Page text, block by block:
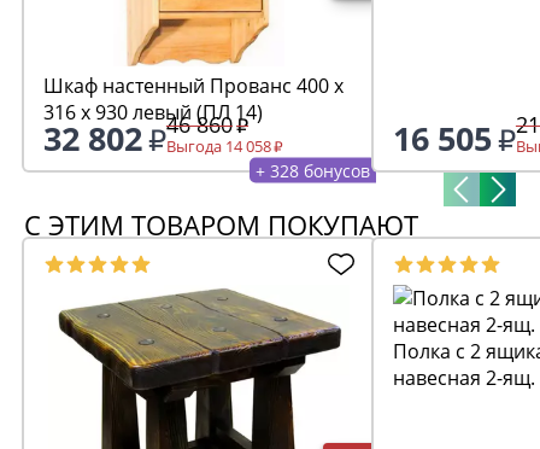
Шкаф настенный Прованс 400 х
316 х 930 левый (ПЛ 14)
32 802 46 860
Выгода 14 058
+ 328 бонусов
16 505
С ЭТИМ ТОВАРОМ ПОКУПАЮТ
Полка с 2
навесная 2-ящ.